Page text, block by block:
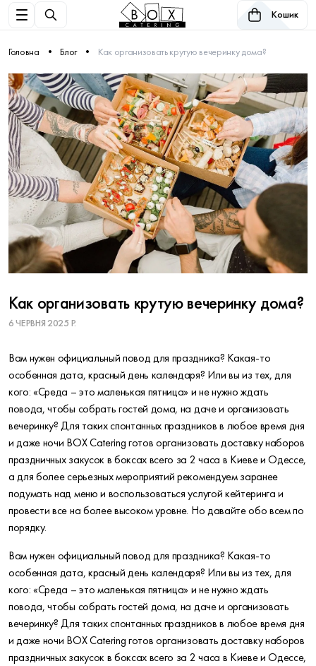
Кошик
Головна Блог Как организовать крутую вечеринку дома?
Как организовать крутую вечеринку дома?
6 ЧЕРВНЯ 2025 Р.
Вам нужен официальный повод для праздника? Какая-то
особенная дата, красный день календаря? Или вы из тех, для
кого: «Среда – это маленькая пятница» и не нужно ждать
повода, чтобы собрать гостей дома, на даче и организовать
вечеринку? Для таких спонтанных праздников в любое время дня
и даже ночи BOX Catering готов организовать доставку наборов
праздничных закусок в боксах всего за 2 часа в Киеве и Одессе,
а для более серьезных мероприятий рекомендуем заранее
подумать над меню и воспользоваться услугой кейтеринга и
провести все на более высоком уровне. Но давайте обо всем по
порядку.
Вам нужен официальный повод для праздника? Какая-то
особенная дата, красный день календаря? Или вы из тех, для
кого: «Среда – это маленькая пятница» и не нужно ждать
повода, чтобы собрать гостей дома, на даче и организовать
вечеринку? Для таких спонтанных праздников в любое время дня
и даже ночи BOX Catering готов организовать доставку наборов
праздничных закусок в боксах всего за 2 часа в Киеве и Одессе,